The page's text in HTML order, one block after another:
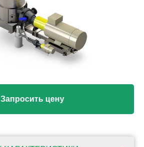
Запросить цену